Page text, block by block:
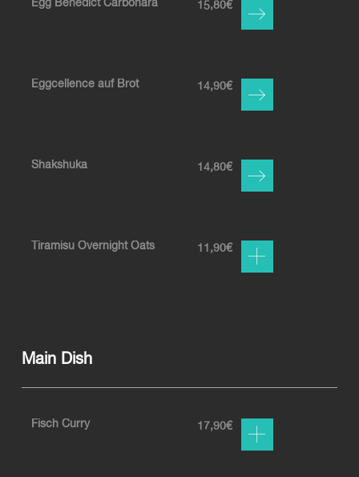
Egg Benedict Carbonara 15,80€
Eggcellence auf Brot 14,90€
Shakshuka 14,80€
Tiramisu Overnight Oats 11,90€
Main Dish
Fisch Curry 17,90€